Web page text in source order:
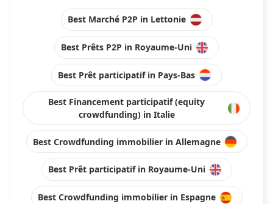
Best Marché P2P in Lettonie
Best Prêts P2P in Royaume-Uni
Best Prêt participatif in Pays-Bas
Best Financement participatif (equity
crowdfunding) in Italie
Best Crowdfunding immobilier in Allemagne
Best Prêt participatif in Royaume-Uni
Best Crowdfunding immobilier in Espagne